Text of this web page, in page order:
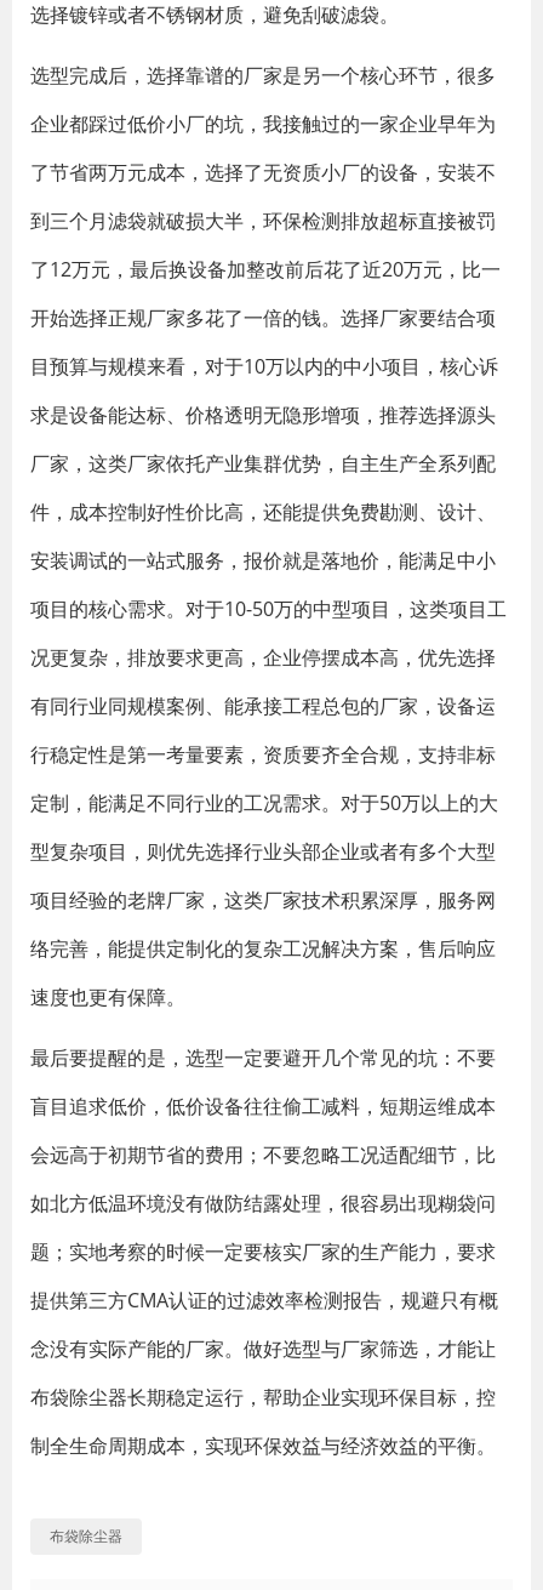
选择镀锌或者不锈钢材质，避免刮破滤袋。
选型完成后，选择靠谱的厂家是另一个核心环节，很多
企业都踩过低价小厂的坑，我接触过的一家企业早年为
了节省两万元成本，选择了无资质小厂的设备，安装不
到三个月滤袋就破损大半，环保检测排放超标直接被罚
了12万元，最后换设备加整改前后花了近20万元，比一
开始选择正规厂家多花了一倍的钱。选择厂家要结合项
目预算与规模来看，对于10万以内的中小项目，核心诉
求是设备能达标、价格透明无隐形增项，推荐选择源头
厂家，这类厂家依托产业集群优势，自主生产全系列配
件，成本控制好性价比高，还能提供免费勘测、设计、
安装调试的一站式服务，报价就是落地价，能满足中小
项目的核心需求。对于10-50万的中型项目，这类项目工
况更复杂，排放要求更高，企业停摆成本高，优先选择
有同行业同规模案例、能承接工程总包的厂家，设备运
行稳定性是第一考量要素，资质要齐全合规，支持非标
定制，能满足不同行业的工况需求。对于50万以上的大
型复杂项目，则优先选择行业头部企业或者有多个大型
项目经验的老牌厂家，这类厂家技术积累深厚，服务网
络完善，能提供定制化的复杂工况解决方案，售后响应
速度也更有保障。
最后要提醒的是，选型一定要避开几个常见的坑：不要
盲目追求低价，低价设备往往偷工减料，短期运维成本
会远高于初期节省的费用；不要忽略工况适配细节，比
如北方低温环境没有做防结露处理，很容易出现糊袋问
题；实地考察的时候一定要核实厂家的生产能力，要求
提供第三方CMA认证的过滤效率检测报告，规避只有概
念没有实际产能的厂家。做好选型与厂家筛选，才能让
布袋除尘器长期稳定运行，帮助企业实现环保目标，控
制全生命周期成本，实现环保效益与经济效益的平衡。
布袋除尘器